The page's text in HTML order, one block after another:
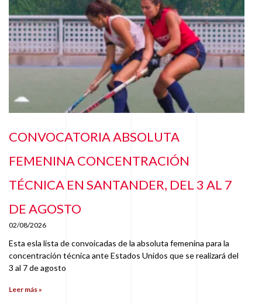
CONVOCATORIA ABSOLUTA
FEMENINA CONCENTRACIÓN
TÉCNICA EN SANTANDER, DEL 3 AL 7
DE AGOSTO
02/08/2026
Esta esla lista de convoicadas de la absoluta femenina para la
concentración técnica ante Estados Unidos que se realizará del
3 al 7 de agosto
Leer más »